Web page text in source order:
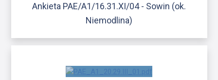
Ankieta PAE/A1/16.31.XI/04 - Sowin (ok.
Niemodlina)